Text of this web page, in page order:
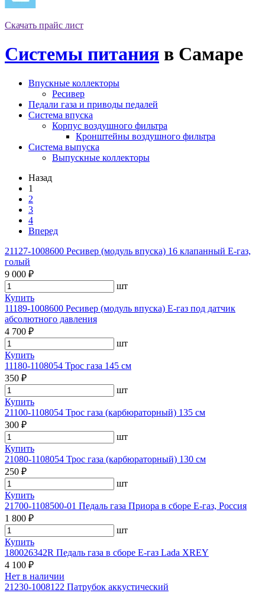
Скачать прайс лист
Системы питания в Самаре
Впускные коллекторы
Ресивер
Педали газа и приводы педалей
Система впуска
Корпус воздушного фильтра
Кронштейны воздушного фильтра
Система выпуска
Выпускные коллекторы
Назад
1
2
3
4
Вперед
21127-1008600 Ресивер (модуль впуска) 16 клапанный Е-газ,
голый
9 000 ₽
шт
Купить
11189-1008600 Ресивер (модуль впуска) Е-газ под датчик
абсолютного давления
4 700 ₽
шт
Купить
11180-1108054 Трос газа 145 см
350 ₽
шт
Купить
21100-1108054 Трос газа (карбюраторный) 135 см
300 ₽
шт
Купить
21080-1108054 Трос газа (карбюраторный) 130 см
250 ₽
шт
Купить
21700-1108500-01 Педаль газа Приора в сборе Е-газ, Россия
1 800 ₽
шт
Купить
180026342R Педаль газа в сборе Е-газ Lada XREY
4 100 ₽
Нет в наличии
21230-1008122 Патрубок аккустический